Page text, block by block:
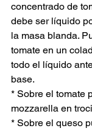
concentrado de
debe ser líquido
la masa blanda.
tomate en un
todo el líquido
base.
* Sobre el tomate
mozzarella en
* Sobre el queso